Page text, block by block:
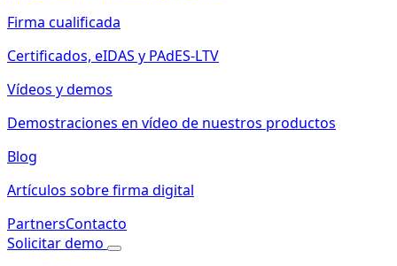
Firma cualificada
Certificados, eIDAS y PAdES-LTV
Vídeos y demos
Demostraciones en vídeo de nuestros productos
Blog
Artículos sobre firma digital
PartnersContacto
Solicitar demo